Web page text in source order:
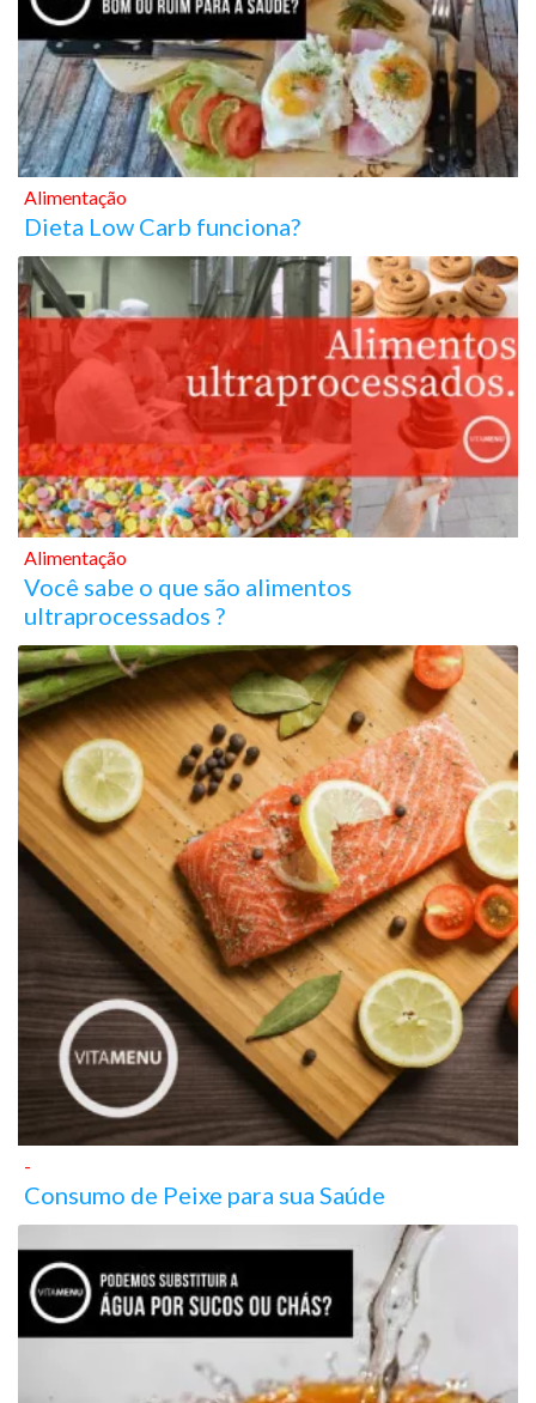
Alimentação
Dieta Low Carb funciona?
Alimentação
Você sabe o que são alimentos
ultraprocessados ?
-
Consumo de Peixe para sua Saúde